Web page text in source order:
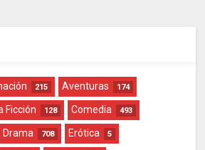
215 Aventuras 174
Ficción 128 Comedia 493
Drama 708 Erótica 5